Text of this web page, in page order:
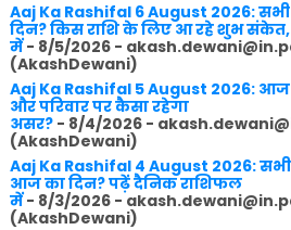
Aaj Ka Rashifal 6 August 2026:
दिन? किस राशि के लिए आ रहे शुभ
में- 8/5/2026-
(AkashDewani)
Aaj Ka Rashifal 5 August 2026:
और परिवार पर कैसा रहेगा
असर?- 8/4/2026-
(AkashDewani)
Aaj Ka Rashifal 4 August 2026:
आज का दिन? पढ़ें दैनिक राशिफल
में- 8/3/2026-
(AkashDewani)